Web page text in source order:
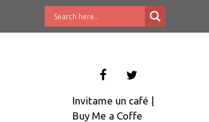
Invitame un café |
Buy Me a Coffe